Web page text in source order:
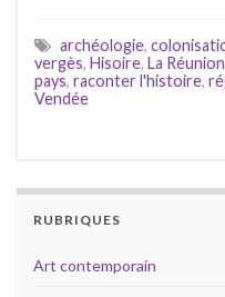
archéologie,
vergès, Hisoire, La Réunion
pays, raconter l'histoire,
Vendée
RUBRIQUES
Art contemporain